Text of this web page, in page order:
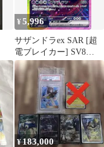
¥5,996
サザンドラex SAR [超
電ブレイカー] SV8
133/106 傷有り ポケモ
ンカード ポケカ
¥183,000